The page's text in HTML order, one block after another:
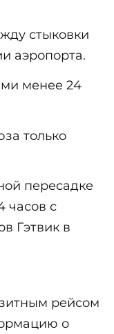
стыковки
аэропорта.
менее 24
только
пересадке
часов с
Гэтвик в
рейсом
о